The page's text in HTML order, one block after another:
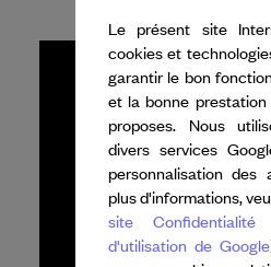
Le présent site
cookies et
garantir le bon
et la bonne
proposes. Nous
divers services
personnalisation des
plus d'informations,
site
d'utilisation de Google